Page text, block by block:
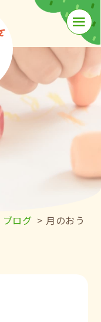
≡
ブログ > 月のおう